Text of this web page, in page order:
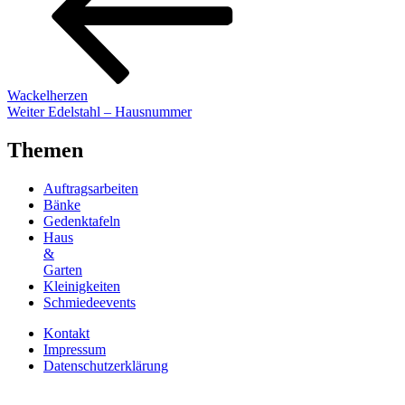
Wackelherzen
Nächster
Weiter Edelstahl – Hausnummer
Themen
Auftragsarbeiten
Bänke
Gedenktafeln
Haus
&
Garten
Kleinigkeiten
Schmiedeevents
Kontakt
Impressum
Datenschutzerklärung